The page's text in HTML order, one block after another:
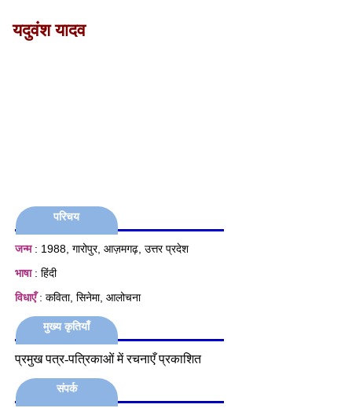
यदुवंश यादव
परिचय
जन्म: 1988, गारोपुर, आज़मगढ़, उत्तर प्रदेश
भाषा: हिंदी
विधाएँ: कविता, सिनेमा, आलोचना
मुख्य कृतियाँ
प्रमुख पत्र-पत्रिकाओं में रचनाएँ प्रकाशित
संपर्क